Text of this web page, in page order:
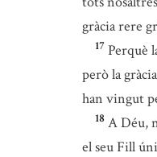
gràcia rere
17 Perquè
però la
han vingut
18 A Déu,
el seu Fill